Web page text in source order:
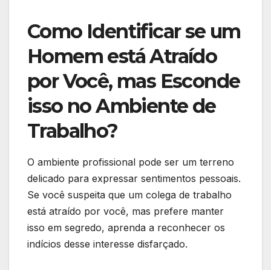
Como Identificar se um
Homem está Atraído
por Você, mas Esconde
isso no Ambiente de
Trabalho?
O ambiente profissional pode ser um terreno
delicado para expressar sentimentos pessoais.
Se você suspeita que um colega de trabalho
está atraído por você, mas prefere manter
isso em segredo, aprenda a reconhecer os
indícios desse interesse disfarçado.